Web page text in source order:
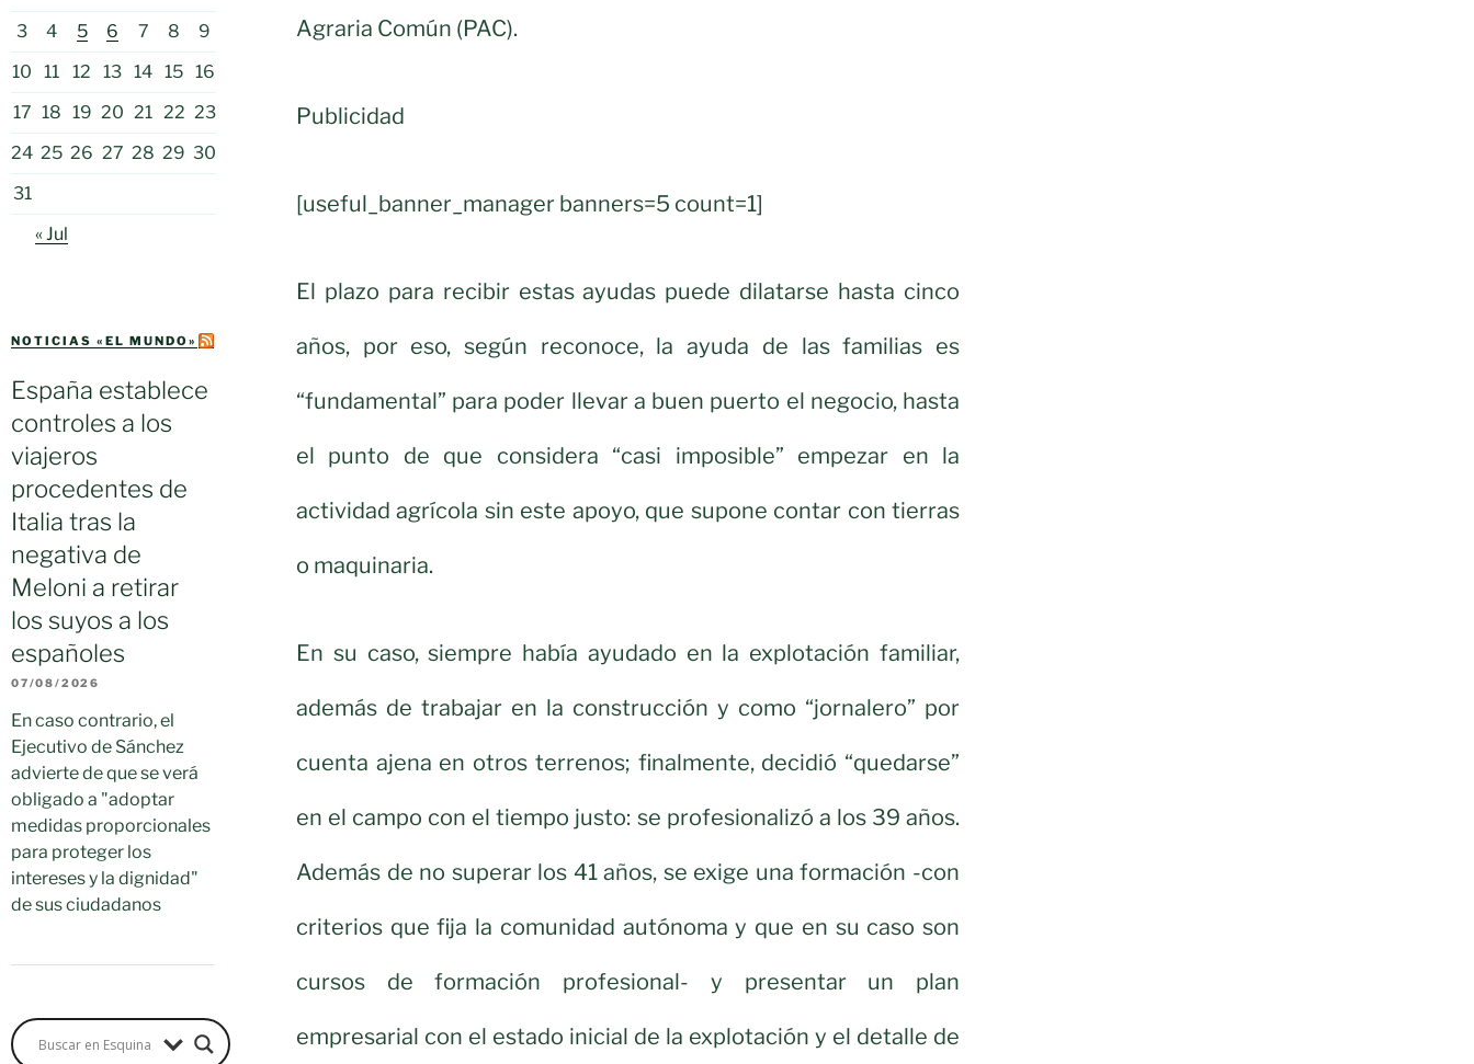
3
4 5 6 7 8
9
10
11 12 13 14 15 16
17 18 19 20 21 22 23
24 25 26 27 28 29 30
31
« Jul
NOTICIAS «EL MUNDO»
España establece
controles a los
viajeros
procedentes de
Italia tras la
negativa de
Meloni a retirar
los suyos a los
españoles
07/08/2026
En caso contrario, el
Ejecutivo de Sánchez
advierte de que se verá
obligado a "adoptar
medidas proporcionales
para proteger los
intereses y la dignidad"
de sus ciudadanos
Agraria Común (PAC).
Publicidad
[useful_banner_manager banners=5 count=1]
El plazo para recibir estas ayudas puede dilatarse hasta cinco
años, por eso, según reconoce, la ayuda de las familias es
“fundamental” para poder llevar a buen puerto el negocio, hasta
el punto de que considera “casi imposible” empezar en la
actividad agrícola sin este apoyo, que supone contar con tierras
o maquinaria.
En su caso, siempre había ayudado en la explotación familiar,
además de trabajar en la construcción y como “jornalero” por
cuenta ajena en otros terrenos; finalmente, decidió “quedarse”
en el campo con el tiempo justo: se profesionalizó a los 39 años.
Además de no superar los 41 años, se exige una formación -con
criterios que fija la comunidad autónoma y que en su caso son
cursos de formación profesional- y presentar un plan
empresarial con el estado inicial de la explotación y el detalle de